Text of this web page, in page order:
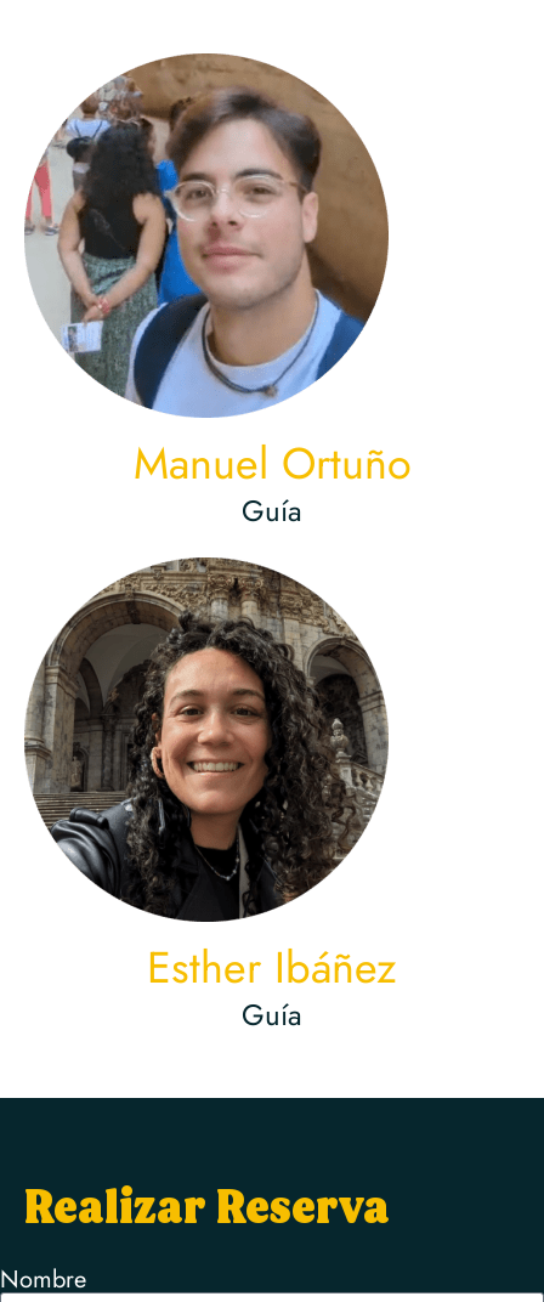
Manuel Ortuño
Guía
Esther Ibáñez
Guía
Realizar Reserva
Nombre